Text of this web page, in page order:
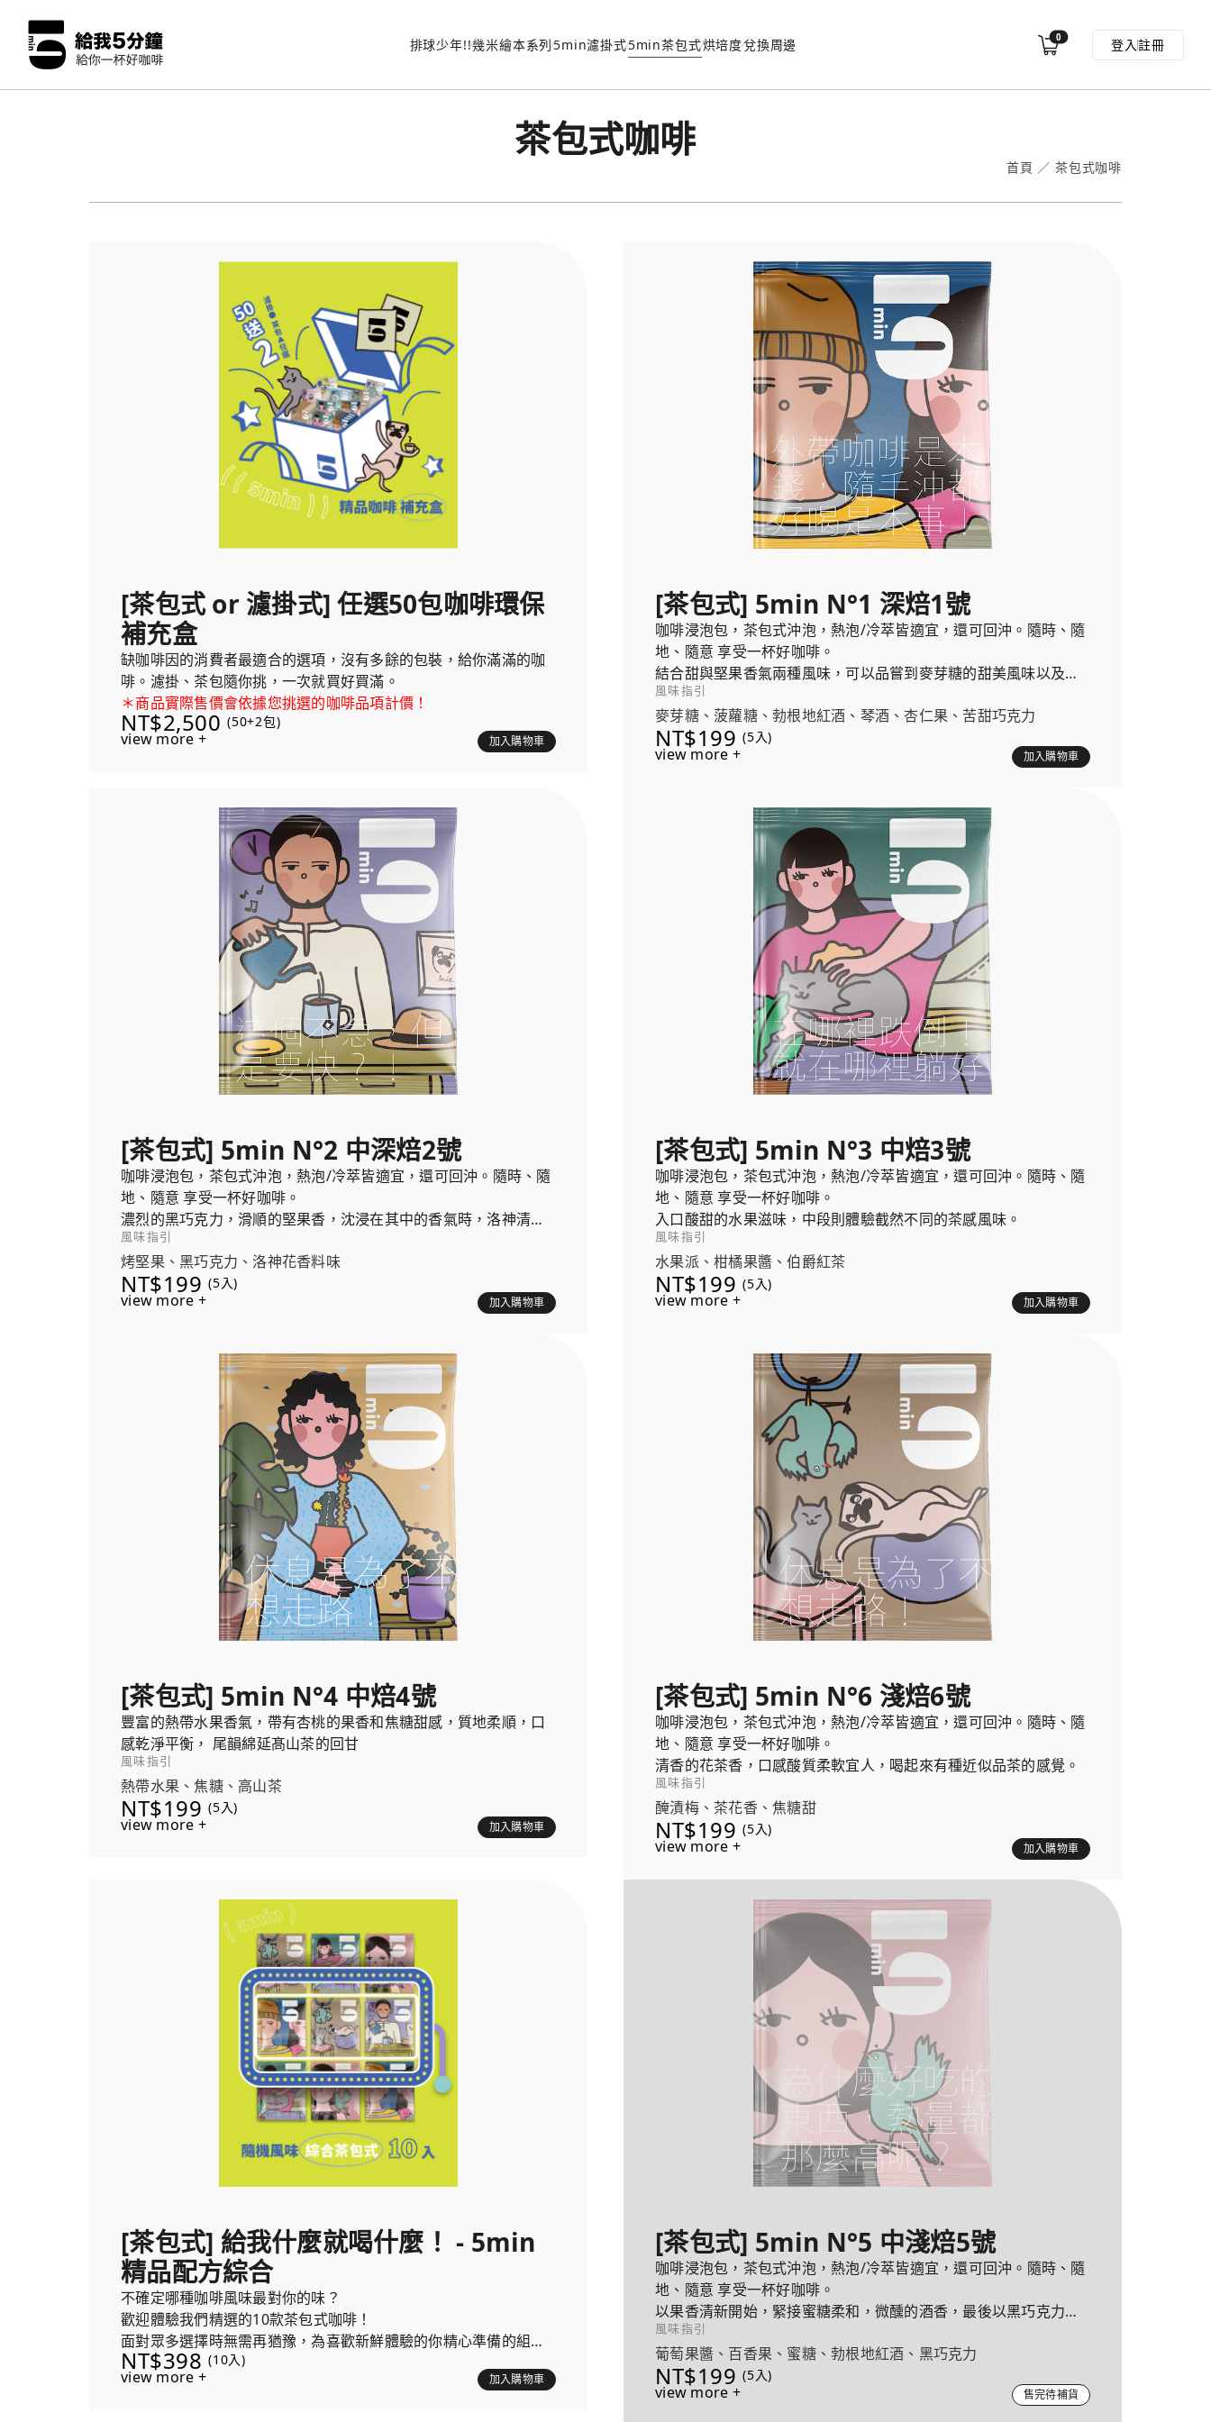
排球少年!!幾米繪本系列5min濾掛式5min茶包式烘培度兌換周邊 0 登入註冊
茶包式咖啡
首頁 ／ 茶包式咖啡
[茶包式 or 濾掛式] 任選50包咖啡環保
補充盒
缺咖啡因的消費者最適合的選項，沒有多餘的包裝，給你滿滿的咖
啡。濾掛、茶包隨你挑，一次就買好買滿。
＊商品實際售價會依據您挑選的咖啡品項計價！
NT$2,500 (50+2包)
view more + 加入購物車
[茶包式] 5min N°1 深焙1號
咖啡浸泡包，茶包式沖泡，熱泡/冷萃皆適宜，還可回沖。隨時、隨
地、隨意 享受一杯好咖啡。
結合甜與堅果香氣兩種風味，可以品嘗到麥芽糖的甜美風味以及巧
克力與杏仁的堅果尾韻。
風味指引
麥芽糖、菠蘿糖、勃根地紅酒、琴酒、杏仁果、苦甜巧克力
NT$199 (5入)
view more + 加入購物車
[茶包式] 5min N°2 中深焙2號
咖啡浸泡包，茶包式沖泡，熱泡/冷萃皆適宜，還可回沖。隨時、隨
地、隨意 享受一杯好咖啡。
濃烈的黑巧克力，滑順的堅果香，沈浸在其中的香氣時，洛神清新
洗滌了味覺，恰到好處！
風味指引
烤堅果、黑巧克力、洛神花香料味
NT$199 (5入)
view more + 加入購物車
[茶包式] 5min N°3 中焙3號
咖啡浸泡包，茶包式沖泡，熱泡/冷萃皆適宜，還可回沖。隨時、隨
地、隨意 享受一杯好咖啡。
入口酸甜的水果滋味，中段則體驗截然不同的茶感風味。
風味指引
水果派、柑橘果醬、伯爵紅茶
NT$199 (5入)
view more + 加入購物車
[茶包式] 5min N°4 中焙4號
豐富的熱帶水果香氣，帶有杏桃的果香和焦糖甜感，質地柔順，口
感乾淨平衡， 尾韻綿延髙山茶的回甘
風味指引
熱帶水果、焦糖、高山茶
NT$199 (5入)
view more + 加入購物車
[茶包式] 5min N°6 淺焙6號
咖啡浸泡包，茶包式沖泡，熱泡/冷萃皆適宜，還可回沖。隨時、隨
地、隨意 享受一杯好咖啡。
清香的花茶香，口感酸質柔軟宜人，喝起來有種近似品茶的感覺。
風味指引
醃漬梅、茶花香、焦糖甜
NT$199 (5入)
view more + 加入購物車
[茶包式] 給我什麼就喝什麼！ - 5min
精品配方綜合
不確定哪種咖啡風味最對你的味？
歡迎體驗我們精選的10款茶包式咖啡！
面對眾多選擇時無需再猶豫，為喜歡新鮮體驗的你精心準備的組
合，保證讓你愛上嘗試新風味的樂趣！
NT$398 (10入)
view more + 加入購物車
[茶包式] 5min N°5 中淺焙5號
咖啡浸泡包，茶包式沖泡，熱泡/冷萃皆適宜，還可回沖。隨時、隨
地、隨意 享受一杯好咖啡。
以果香清新開始，緊接蜜糖柔和，微醺的酒香，最後以黑巧克力的
尾韻收尾。
風味指引
葡萄果醬、百香果、蜜糖、勃根地紅酒、黑巧克力
NT$199 (5入)
view more + 售完待補貨